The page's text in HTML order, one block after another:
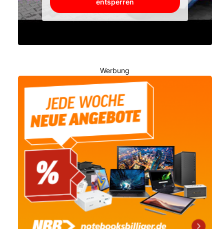
Werbung